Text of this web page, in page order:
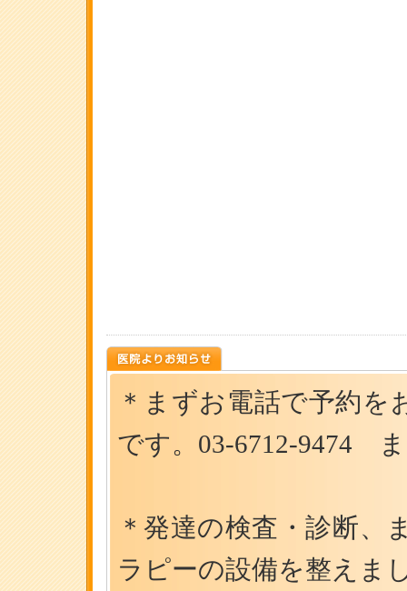
＊まずお電話で予約を
です。03-6712-9474
＊発達の検査・診断、
ラピーの設備を整えま